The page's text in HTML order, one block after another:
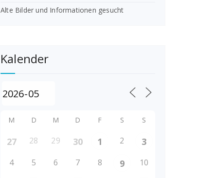
Alte Bilder und Informationen gesucht
Kalender
M D M D F S S
27 28 29 30 1 2 3
4 5 6 7 8 9 10